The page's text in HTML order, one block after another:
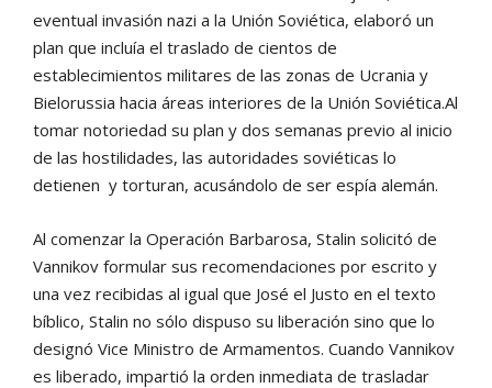
eventual invasión nazi a la Unión Soviética, elaboró un
plan que incluía el traslado de cientos de
establecimientos militares de las zonas de Ucrania y
Bielorussia hacia áreas interiores de la Unión Soviética.Al
tomar notoriedad su plan y dos semanas previo al inicio
de las hostilidades, las autoridades soviéticas lo
detienen y torturan, acusándolo de ser espía alemán.
Al comenzar la Operación Barbarosa, Stalin solicitó de
Vannikov formular sus recomendaciones por escrito y
una vez recibidas al igual que José el Justo en el texto
bíblico, Stalin no sólo dispuso su liberación sino que lo
designó Vice Ministro de Armamentos. Cuando Vannikov
es liberado, impartió la orden inmediata de trasladar